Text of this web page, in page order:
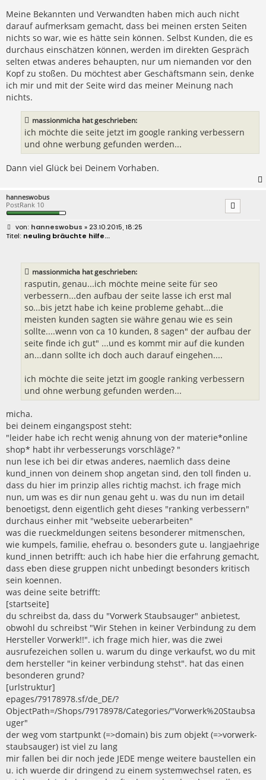
r
a
g
Meine Bekannten und Verwandten haben mich auch nicht
darauf aufmerksam gemacht, dass bei meinen ersten Seiten
nichts so war, wie es hätte sein können. Selbst Kunden, die es
durchaus einschätzen können, werden im direkten Gespräch
selten etwas anderes behaupten, nur um niemanden vor den
Kopf zu stoßen. Du möchtest aber Geschäftsmann sein, denke
ich mir und mit der Seite wird das meiner Meinung nach
nichts.
massionmicha hat geschrieben:
ich möchte die seite jetzt im google ranking verbessern
und ohne werbung gefunden werden...
Dann viel Glück bei Deinem Vorhaben.
hanneswobus
PostRank 10
B
e
hanneswobus » 23.10.2015, 18:25
neuling bräuchte hilfe...
massionmicha hat geschrieben:
rasputin, genau...ich möchte meine seite für seo
verbessern...den aufbau der seite lasse ich erst mal
so...bis jetzt habe ich keine probleme gehabt...die
meisten kunden sagten sie währe genau wie es sein
sollte....wenn von ca 10 kunden, 8 sagen" der aufbau der
seite finde ich gut" ...und es kommt mir auf die kunden
an...dann sollte ich doch auch darauf eingehen....
ich möchte die seite jetzt im google ranking verbessern
und ohne werbung gefunden werden...
micha.
bei deinem eingangspost steht:
"leider habe ich recht wenig ahnung von der materie*online
shop* habt ihr verbesserungs vorschläge? "
nun lese ich bei dir etwas anderes, naemlich dass deine
kund_innen von deinem shop angetan sind, den toll finden u.
dass du hier im prinzip alles richtig machst. ich frage mich
nun, um was es dir nun genau geht u. was du nun im detail
benoetigst, denn eigentlich geht dieses "ranking verbessern"
durchaus einher mit "webseite ueberarbeiten"
was die rueckmeldungen seitens besonderer mitmenschen,
wie kumpels, familie, ehefrau o. besonders gute u. langjaehrige
kund_innen betrifft: auch ich habe hier die erfahrung gemacht,
dass eben diese gruppen nicht unbedingt besonders kritisch
sein koennen.
was deine seite betrifft:
[startseite]
du schreibst da, dass du "Vorwerk Staubsauger" anbietest,
obwohl du schreibst "Wir Stehen in keiner Verbindung zu dem
Hersteller Vorwerk!!". ich frage mich hier, was die zwei
ausrufezeichen sollen u. warum du dinge verkaufst, wo du mit
dem hersteller "in keiner verbindung stehst". hat das einen
besonderen grund?
[urlstruktur]
epages/79178978.sf/de_DE/?
ObjectPath=/Shops/79178978/Categories/"Vorwerk%20Staubsa
uger"
der weg vom startpunkt (=>domain) bis zum objekt (=>vorwerk-
staubsauger) ist viel zu lang
mir fallen bei dir noch jede JEDE menge weitere baustellen ein
u. ich wuerde dir dringend zu einem systemwechsel raten, es